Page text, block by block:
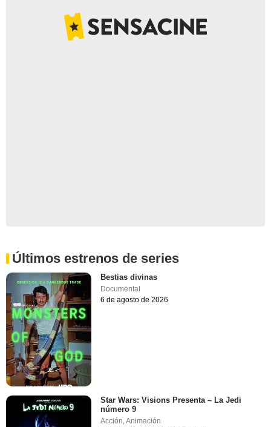
Últimos estrenos de series
Bestias divinas
Documental
6 de agosto de 2026
Star Wars: Visions Presenta – La Jedi
número 9
Acción,Animación